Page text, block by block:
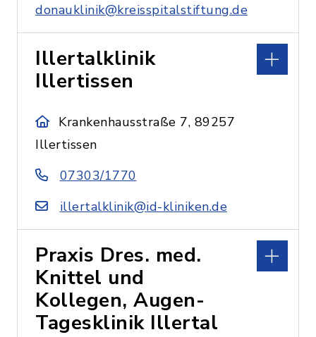
donauklinik@kreisspitalstiftung.de
Illertalklinik
Illertissen
Krankenhausstraße 7, 89257
Illertissen
07303/1770
illertalklinik@id-kliniken.de
Praxis Dres. med.
Knittel und
Kollegen, Augen-
Tagesklinik Illertal